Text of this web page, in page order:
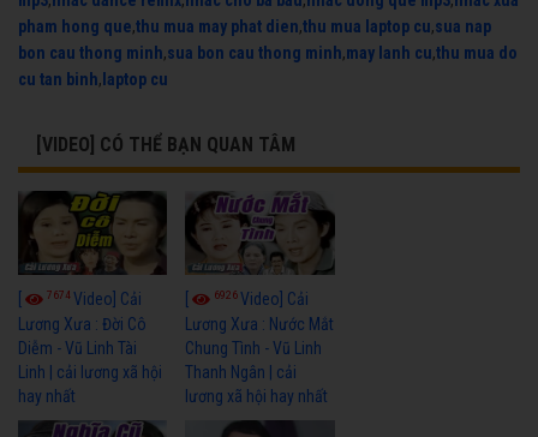
pham hong que,thu mua may phat dien,thu mua laptop cu,sua nap
bon cau thong minh,sua bon cau thong minh,may lanh cu,thu mua do
cu tan binh, laptop cu
[VIDEO] CÓ THỂ BẠN QUAN TÂM
7674Video] Cải
Lương Xưa : Đời Cô
Diễm - Vũ Linh Tài
Linh | cải lương xã hội
hay nhất
6926Video] Cải
Lương Xưa : Nước Mắt
Chung Tình - Vũ Linh
Thanh Ngân | cải
lương xã hội hay nhất